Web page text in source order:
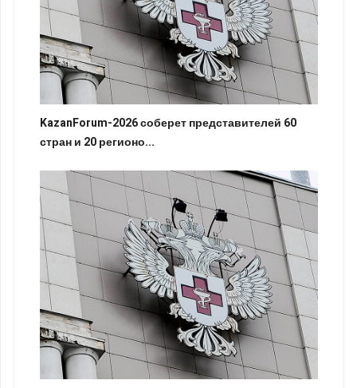
KazanForum-2026 соберет представителей 60
стран и 20 регионо...